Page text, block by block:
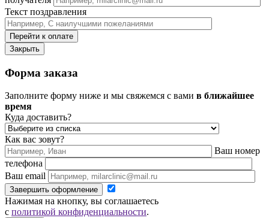
Текст поздравления
Перейти к оплате
Закрыть
Форма заказа
Заполните форму ниже и мы свяжемся с вами в ближайшее
время
Куда доставить?
Как вас зовут?
Ваш номер
телефона
Ваш email
Завершить оформление
Нажимая на кнопку, вы соглашаетесь
с политикой конфиденциальности.